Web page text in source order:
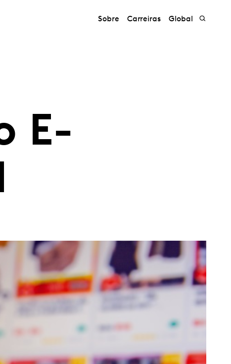
Sobre Carreiras Global
E-